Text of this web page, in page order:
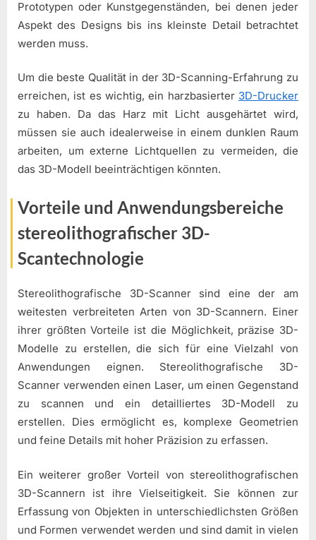
Prototypen oder Kunstgegenständen, bei denen jeder
Aspekt des Designs bis ins kleinste Detail betrachtet
werden muss.
Um die beste Qualität in der 3D-Scanning-Erfahrung zu
erreichen, ist es wichtig, ein harzbasierter 3D-Drucker
zu haben. Da das Harz mit Licht ausgehärtet wird,
müssen sie auch idealerweise in einem dunklen Raum
arbeiten, um externe Lichtquellen zu vermeiden, die
das 3D-Modell beeinträchtigen könnten.
Vorteile und Anwendungsbereiche
stereolithografischer 3D-
Scantechnologie
Stereolithografische 3D-Scanner sind eine der am
weitesten verbreiteten Arten von 3D-Scannern. Einer
ihrer größten Vorteile ist die Möglichkeit, präzise 3D-
Modelle zu erstellen, die sich für eine Vielzahl von
Anwendungen eignen. Stereolithografische 3D-
Scanner verwenden einen Laser, um einen Gegenstand
zu scannen und ein detailliertes 3D-Modell zu
erstellen. Dies ermöglicht es, komplexe Geometrien
und feine Details mit hoher Präzision zu erfassen.
Ein weiterer großer Vorteil von stereolithografischen
3D-Scannern ist ihre Vielseitigkeit. Sie können zur
Erfassung von Objekten in unterschiedlichsten Größen
und Formen verwendet werden und sind damit in vielen